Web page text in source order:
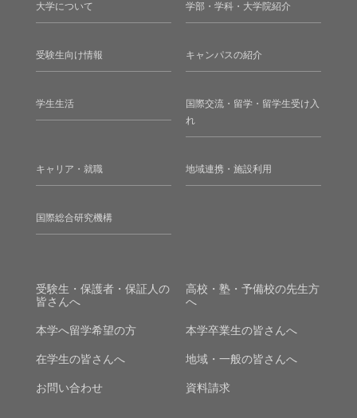
大学について 学部・学科・大学院紹介
受験生向け情報 キャンパスの紹介
学生生活
国際交流・留学・留学生受け入
れ
キャリア・就職 地域連携・施設利用
国際総合研究機構
受験生・保護者・保証人の
皆さんへ
高校・塾・予備校の先生方
へ
本学へ留学希望の方 本学卒業生の皆さんへ
在学生の皆さんへ 地域・一般の皆さんへ
お問い合わせ 資料請求